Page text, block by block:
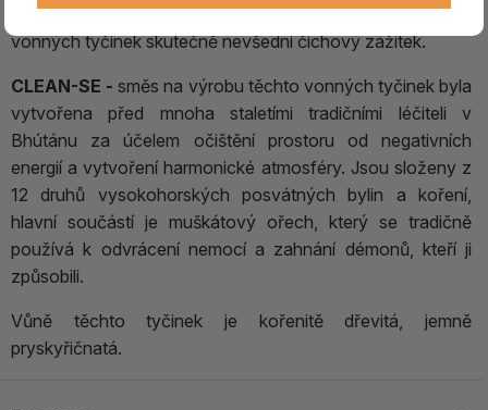
nevídaná kvalita konečných produktů činí z bhútánských
vonných tyčinek skutečně nevšední čichový zážitek.
CLEAN-SE -směs na výrobu těchto vonných tyčinek byla
vytvořena před mnoha staletími tradičními léčiteli v
Bhútánu za účelem očištění prostoru od negativních
energií a vytvoření harmonické atmosféry. Jsou složeny z
12 druhů vysokohorských posvátných bylin a koření,
hlavní součástí je muškátový ořech, který se tradičně
používá k odvrácení nemocí a zahnání démonů, kteří ji
způsobili.
Vůně těchto tyčinek je kořenitě dřevitá, jemně
pryskyřičnatá.